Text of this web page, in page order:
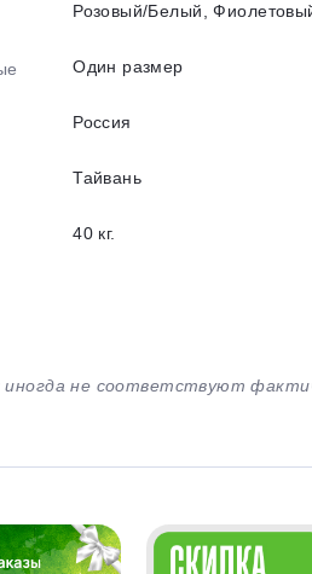
Розовый/Белый,
Один размер
Россия
Тайвань
40 кг.
не соответствуют